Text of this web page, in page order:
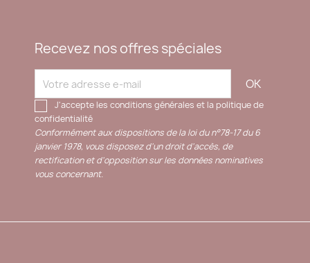
Recevez nos offres spéciales
J'accepte les conditions générales et la politique de
confidentialité
Conformément aux dispositions de la loi du n°78-17 du 6
janvier 1978, vous disposez d'un droit d'accès, de
rectification et d'opposition sur les données nominatives
vous concernant.